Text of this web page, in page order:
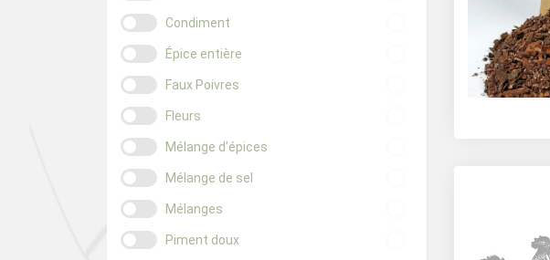
Condiment
Épice entière
Faux Poivres
Fleurs
Mélange d’épices
Mélange de sel
Mélanges
Piment doux